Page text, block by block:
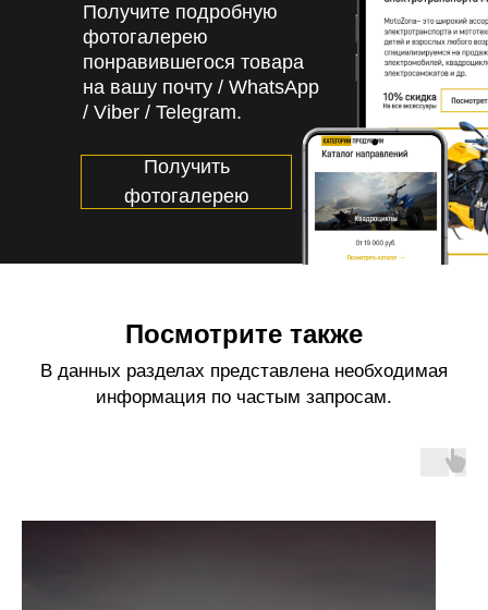
Получите подробную
фотогалерею
понравившегося товара
на вашу почту / WhatsApp
/ Viber / Telegram.
Получить
фотогалерею
Посмотрите также
В данных разделах представлена необходимая
информация по частым запросам.